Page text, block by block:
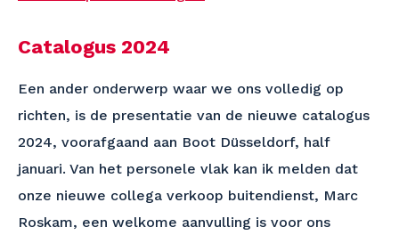
Catalogus 2024
Een ander onderwerp waar we ons volledig op
richten, is de presentatie van de nieuwe catalogus
2024, voorafgaand aan Boot Düsseldorf, half
januari. Van het personele vlak kan ik melden dat
onze nieuwe collega verkoop buitendienst, Marc
Roskam, een welkome aanvulling is voor ons